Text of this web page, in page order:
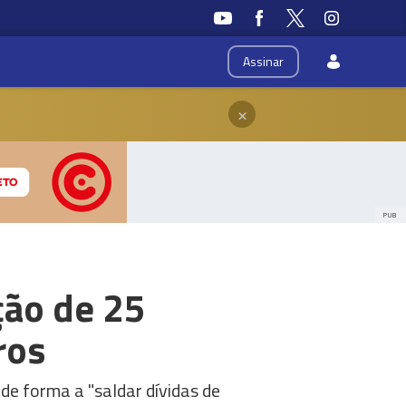
Assinar
×
PUB
de 25
forma a "saldar dívidas de